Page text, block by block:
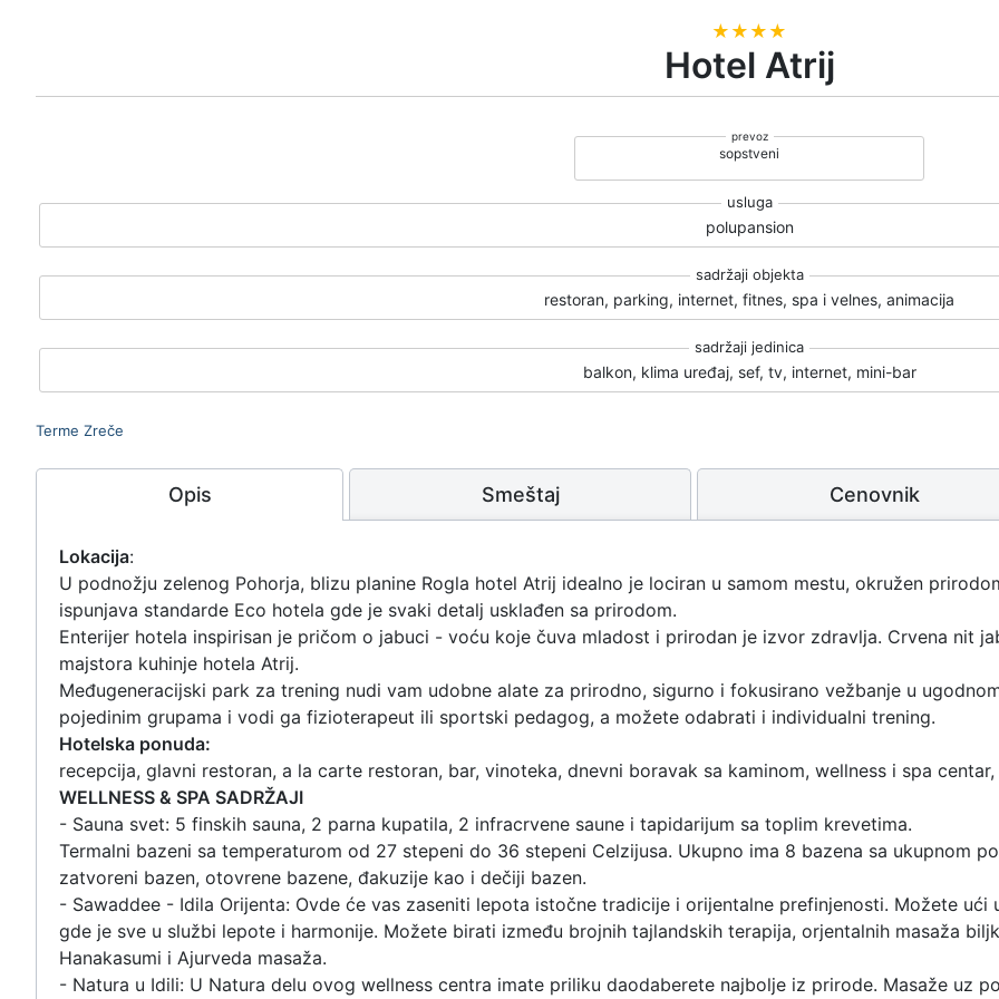
★★★★
Hotel Atrij
sopstveni
polupansion
restoran, parking, internet, fitnes, spa i velnes, animacija
balkon, klima uređaj, sef, tv, internet, mini-bar
Terme Zreče
Opis Smeštaj Cenovnik
Lokacija:
U podnožju zelenog Pohorja, blizu planine Rogla hotel Atrij idealno je lociran u samom mestu, okružen
ispunjava standarde Eco hotela gde je svaki detalj usklađen sa prirodom.
Enterijer hotela inspirisan je pričom o jabuci - voću koje čuva mladost i prirodan je izvor zdravlja. Crvena nit
majstora kuhinje hotela Atrij.
Međugeneracijski park za trening nudi vam udobne alate za prirodno, sigurno i fokusirano vežbanje u
pojedinim grupama i vodi ga fizioterapeut ili sportski pedagog, a možete odabrati i individualni trening.
Hotelska ponuda:
recepcija, glavni restoran, a la carte restoran, bar, vinoteka, dnevni boravak sa kaminom, wellness i spa
WELLNESS & SPA SADRŽAJI
- Sauna svet: 5 finskih sauna, 2 parna kupatila, 2 infracrvene saune i tapidarijum sa toplim krevetima.
Termalni bazeni sa temperaturom od 27 stepeni do 36 stepeni Celzijusa. Ukupno ima 8 bazena sa ukupnom
zatvoreni bazen, otovrene bazene, đakuzije kao i dečiji bazen.
- Sawaddee - Idila Orijenta: Ovde će vas zaseniti lepota istočne tradicije i orijentalne prefinjenosti. Možete
gde je sve u službi lepote i harmonije. Možete birati između brojnih tajlandskih terapija, orjentalnih masaža
Hanakasumi i Ajurveda masaža.
- Natura u Idili: U Natura delu ovog wellness centra imate priliku daodaberete najbolje iz prirode. Masaže uz